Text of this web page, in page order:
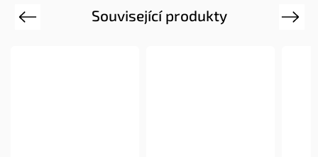
Související produkty
Previous Next